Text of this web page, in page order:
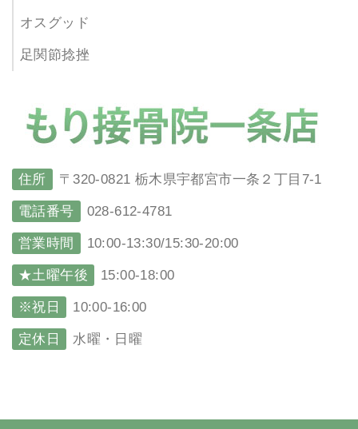
オスグッド
足関節捻挫
住所 〒320-0821 栃木県宇都宮市一条２丁目7-1
電話番号 028-612-4781
営業時間 10:00-13:30/15:30-20:00
★土曜午後 15:00-18:00
※祝日 10:00-16:00
定休日 水曜・日曜